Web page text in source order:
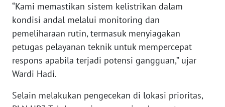
“Kami memastikan sistem kelistrikan dalam
kondisi andal melalui monitoring dan
pemeliharaan rutin, termasuk menyiagakan
petugas pelayanan teknik untuk mempercepat
respons apabila terjadi potensi gangguan,” ujar
Wardi Hadi.
Selain melakukan pengecekan di lokasi prioritas,
WN
SULTENG
WN
SULBAR
WN